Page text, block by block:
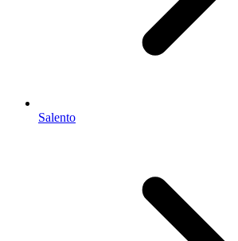
Salento